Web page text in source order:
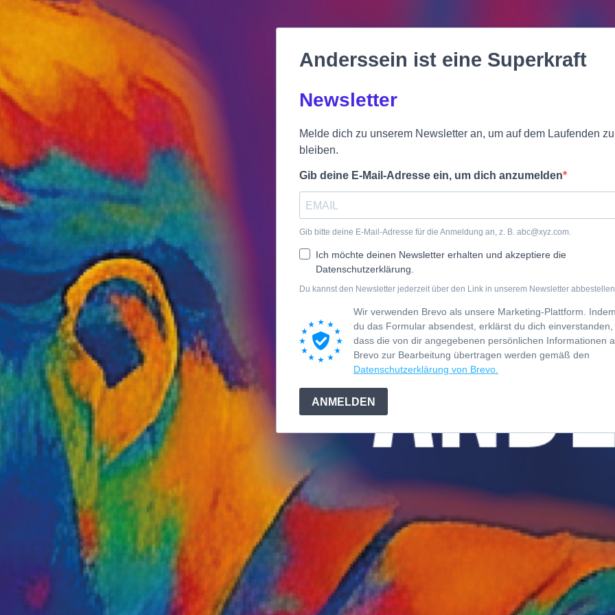
Anderssein ist eine Superkraft
Newsletter
Melde dich zu unserem Newsletter an, um auf dem Laufenden zu
bleiben.
Gib deine E-Mail-Adresse ein, um dich anzumelden
Gib bitte deine E-Mail-Adresse für die Anmeldung an, z. B. abc@xyz.com.
Ich möchte deinen Newsletter erhalten und akzeptiere die
Datenschutzerklärung.
Du kannst den Newsletter jederzeit über den Link in unserem Newsletter
Wir verwenden Brevo als unsere Marketing-Plattform.
du das Formular absendest, erklärst du dich einverstanden,
dass die von dir angegebenen persönlichen Informationen
Brevo zur Bearbeitung übertragen werden gemäß den
Datenschutzerklärung von Brevo.
ANMELDEN